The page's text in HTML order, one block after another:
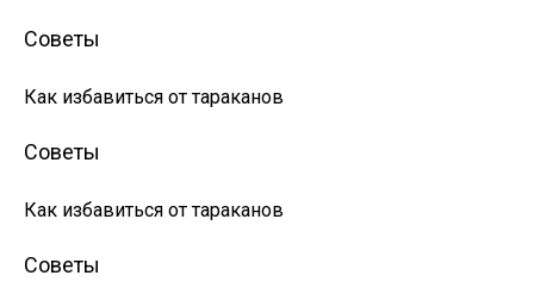
Советы
Как избавиться от тараканов
Советы
Как избавиться от тараканов
Советы